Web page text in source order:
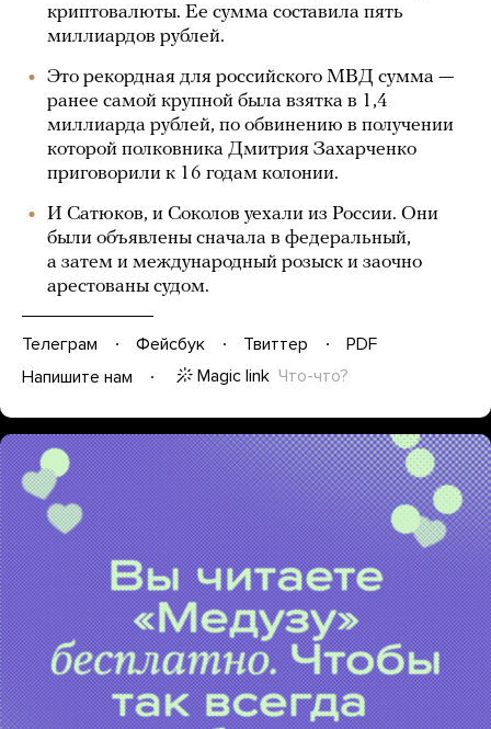
криптовалюты. Ее сумма составила пять
миллиардов рублей.
Это рекордная для российского МВД сумма —
ранее самой крупной была взятка в 1,4
миллиарда рублей, по обвинению в получении
которой полковника Дмитрия Захарченко
приговорили к 16 годам колонии.
И Сатюков, и Соколов уехали из России. Они
были объявлены сначала в федеральный,
а затем и международный розыск и заочно
арестованы судом.
Телеграм Фейсбук Твиттер
PDF
Напишите нам
Magic link Что-что?